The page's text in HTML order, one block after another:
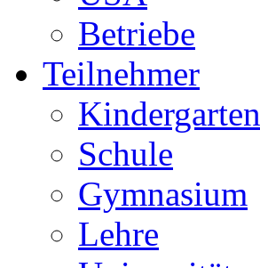
Betriebe
Teilnehmer
Kindergarten
Schule
Gymnasium
Lehre